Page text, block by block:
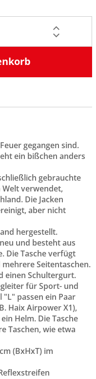
gegangen sind.
ein bißchen anders
gebrauchte
Welt verwendet,
Die Jacken
aber nicht
hergestellt.
und besteht aus
Die Tasche verfügt
Seitentaschen.
einen Schultergurt.
für Sport- und
passen ein Paar
Haix Airpower X1),
Helm. Die Tasche
Taschen, wie etwa
(BxHxT) im